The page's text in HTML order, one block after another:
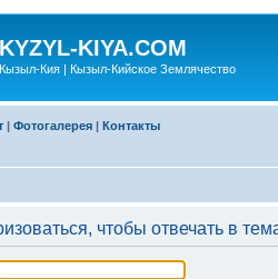
KYZYL-KIYA.COM
Кызыл-Кия | Кызыл-Кийское Землячество
| Фотогалерея | Контакты
чтобы отвечать в